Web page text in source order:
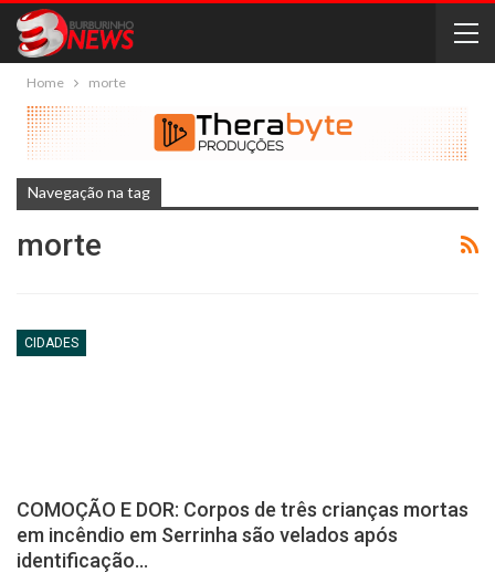
Home morte
Navegação na tag
morte
CIDADES
COMOÇÃO E DOR: Corpos de três crianças mortas
em incêndio em Serrinha são velados após
identificação…